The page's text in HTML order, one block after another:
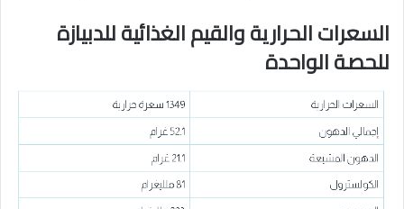
السعرات الحرارية والقيم الغذائية للدبيازة
للحصة الواحدة